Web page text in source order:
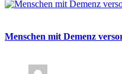
Menschen mit Demenz